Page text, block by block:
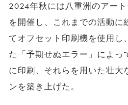
2024年秋には八重洲のアー
を開催し、これまでの活動に
てオフセット印刷機を使用し
た「予期せぬエラー」によっ
に印刷、それらを用いた壮⼤
ンを築き上げた。